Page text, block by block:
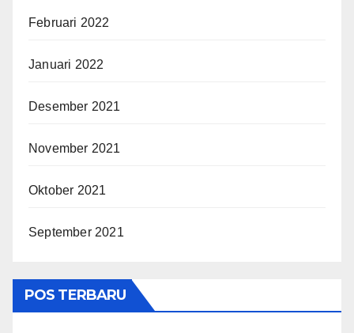
Februari 2022
Januari 2022
Desember 2021
November 2021
Oktober 2021
September 2021
POS TERBARU